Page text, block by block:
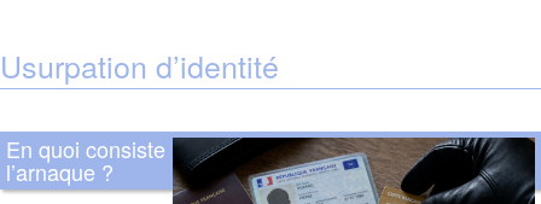
Usurpation d’identité
En quoi consiste
l’arnaque ?